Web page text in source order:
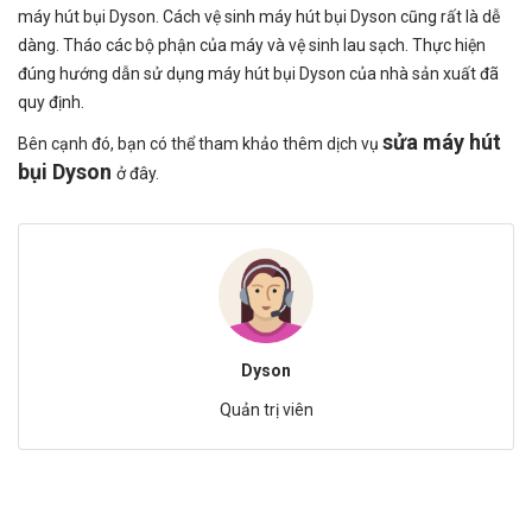
máy hút bụi Dyson. Cách vệ sinh máy hút bụi Dyson cũng rất là dễ
dàng. Tháo các bộ phận của máy và vệ sinh lau sạch. Thực hiện
đúng hướng dẫn sử dụng máy hút bụi Dyson của nhà sản xuất đã
quy định.
Bên cạnh đó, bạn có thể tham khảo thêm dịch vụ sửa máy hút
bụi Dyson ở đây.
Dyson
Quản trị viên